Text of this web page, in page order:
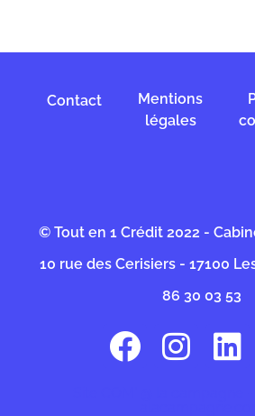
Contact
Mentions
légales
© Tout en 1 Crédit 2022 -
10 rue des Cerisiers - 17100
86 30 03 53